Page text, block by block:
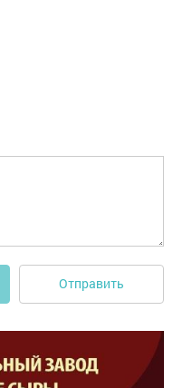
Отправить